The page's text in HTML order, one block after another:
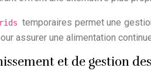
temporaires permet une
assurer une alimentation
et de gestion